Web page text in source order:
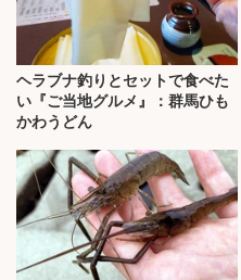
ヘラブナ釣りとセットで食べた
い『ご当地グルメ』：群馬ひも
かわうどん